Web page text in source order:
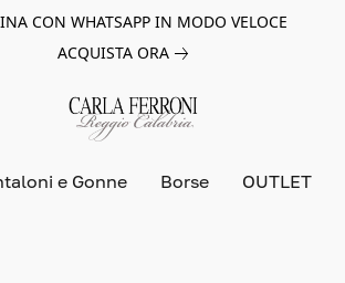
CON WHATSAPP IN MODO VELOCE
ACQUISTA ORA
e Gonne Borse OUTLET